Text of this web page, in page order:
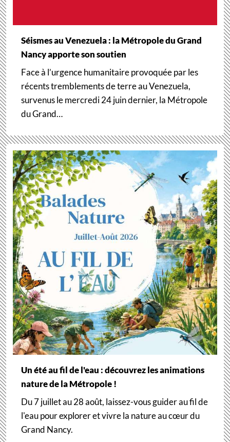
Séismes au Venezuela : la Métropole du Grand
Nancy apporte son soutien
Face à l’urgence humanitaire provoquée par les
récents tremblements de terre au Venezuela,
survenus le mercredi 24 juin dernier, la Métropole
du Grand…
Un été au fil de l'eau : découvrez les animations
nature de la Métropole !
Du 7 juillet au 28 août, laissez-vous guider au fil de
l'eau pour explorer et vivre la nature au cœur du
Grand Nancy.